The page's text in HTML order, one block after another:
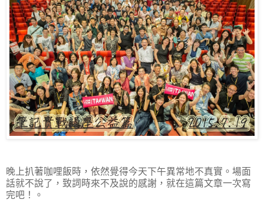
晚上扒著咖哩飯時，依然覺得今天下午異常地不真實。場面
話就不說了，致詞時來不及說的感謝，就在這篇文章一次寫
完吧！。